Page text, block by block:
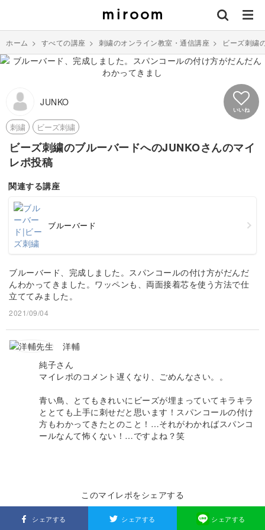
ホーム > すべての講座 > 刺繍のオンライン教室・通信講座 > ビーズ刺繍
JUNKO
いいね
刺繍 ビーズ刺繍
ビーズ刺繍のブルーバードへのJUNKOさんのマイ
レポ投稿
関連する講座
ブルーバード
ブルーバード、完成しました。スパンコールの付け方がだんだ
んわかってきました。ワッペンも、両面接着芯を使う方法で仕
立ててみました。
2021/09/04
洋輔
純子さん
マイレポのコメント遅くなり、ごめんなさい。。
青い鳥、とてもきれいにビーズが埋まっていてキラキラ
ととても上手に刺せだと思います！スパンコールの付け
方もわかってきたとのこと！…それがわかればスパンコ
ールなんて怖くない！…ですよね？笑
このマイレポをシェアする
シェアする シェアする シェアする